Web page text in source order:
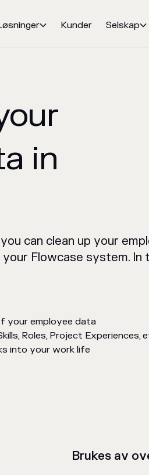
 Kunder Selskap
in
can clean up your
Flowcase system. In
your employee data
Roles, Project Experiences,
into your work life
Brukes av